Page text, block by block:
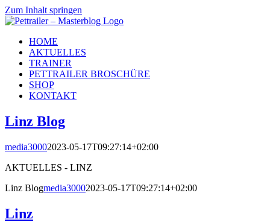
Zum Inhalt springen
HOME
AKTUELLES
TRAINER
PETTRAILER BROSCHÜRE
SHOP
KONTAKT
Linz Blog
media30002023-05-17T09:27:14+02:00
AKTUELLES - LINZ
Linz Blogmedia30002023-05-17T09:27:14+02:00
Linz